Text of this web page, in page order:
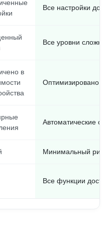
Все настройки
Все уровни
в
Оптимизировано
Автоматические
Минимальный
Все функции